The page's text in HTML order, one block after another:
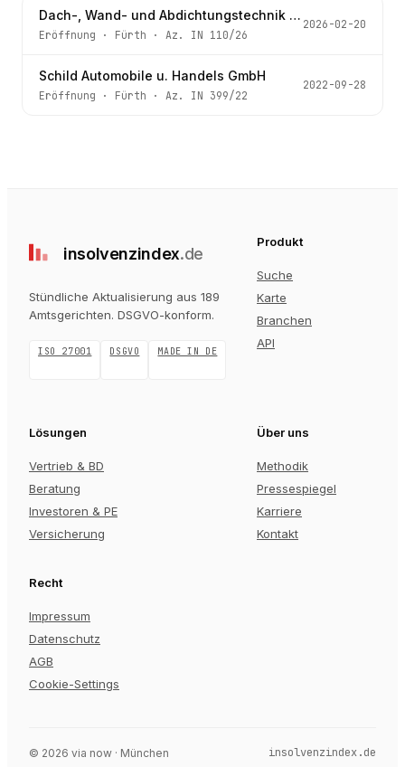
Dach-, Wand- und Abdichtungstechnik Märkl GmbH
Eröffnung · Fürth · Az. IN 110/26
2026-02-20
Schild Automobile u. Handels GmbH
Eröffnung · Fürth · Az. IN 399/22
2022-09-28
insolvenzindex.de
Stündliche Aktualisierung aus 189
Amtsgerichten. DSGVO-konform.
ISO 27001 DSGVO MADE IN DE
Produkt
Suche
Karte
Branchen
API
Lösungen
Vertrieb & BD
Beratung
Investoren & PE
Versicherung
Über uns
Methodik
Pressespiegel
Karriere
Kontakt
Recht
Impressum
Datenschutz
AGB
Cookie-Settings
© 2026 via now · München insolvenzindex.de